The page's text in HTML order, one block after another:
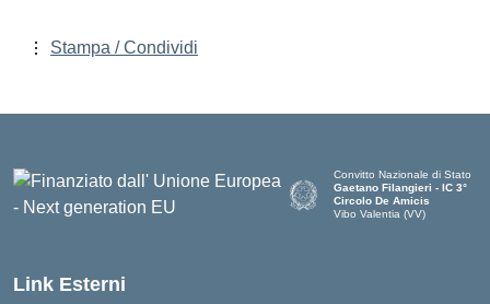
Stampa / Condividi
Convitto Nazionale di Stato
Gaetano Filangieri - IC 3°
Circolo De Amicis
Vibo Valentia (VV)
Link Esterni